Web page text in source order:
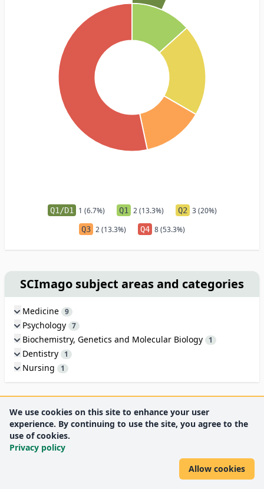
Q1/D1 1 (6.7%) Q1 2 (13.3%) Q2 3 (20%)
Q3 2 (13.3%) Q4 8 (53.3%)
SCImago subject areas and categories
Medicine 9
Psychology 7
Biochemistry, Genetics and Molecular Biology 1
Dentistry 1
Nursing 1
Genre chart
We use cookies on this site to enhance your user
experience. By continuing to use the site, you agree to the
use of cookies.
Privacy policy
Allow cookies